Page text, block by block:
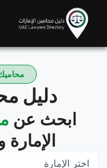
content
دليل
ابحث عن